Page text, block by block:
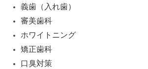
義歯（入れ歯）
審美歯科
ホワイトニング
矯正歯科
口臭対策